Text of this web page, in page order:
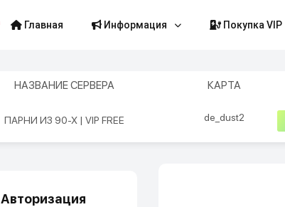
Главная Информация Покупка VIP
НАЗВАНИЕ СЕРВЕРА КАРТА
ПАРНИ ИЗ 90-Х | VIP FREE de_dust2
Авторизация